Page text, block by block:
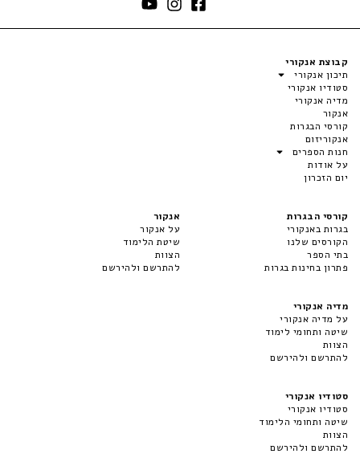
קבוצת אנקורי
תיכון אנקורי
סטודיו אנקורי
מדיה אנקורי
אנקור
קורסי הבגרות
אנקוריזום
חנות הספרים
על אודות
יום הזכרון
קורסי הבגרות
בגרות באנקורי
הקורסים שלנו
בתי הספר
פתרון בחינות בגרות
אנקור
על אנקור
שיטת הלימוד
הצוות
להתרשם ולהירשם
מדיה אנקורי
על מדיה אנקורי
שיטה ותחומי לימוד
הצוות
להתרשם ולהירשם
סטודיו אנקורי
סטודיו אנקורי
שיטה ותחומי הלימוד
הצוות
להתרשם ולהירשם